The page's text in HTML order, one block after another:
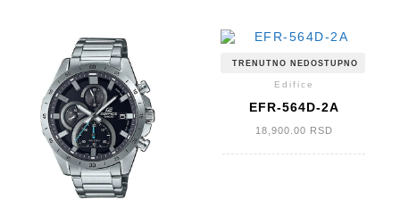
TRENUTNO NEDOSTUPNO
Edifice
EFR-564D-2A
18,900.00 RSD